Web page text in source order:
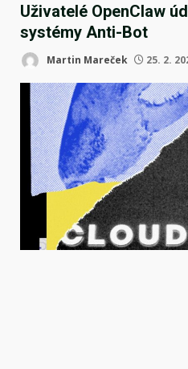
Uživatelé OpenClaw
systémy Anti-Bot
Martin Mareček 25. 2.